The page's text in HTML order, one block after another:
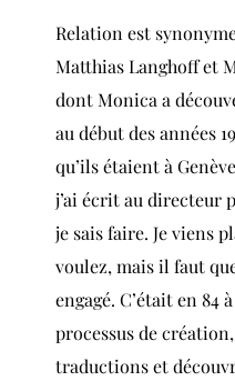
Relation est
Matthias Langhoff et
dont Monica a
au début des années
qu’ils étaient à
j’ai écrit au directeur
je sais faire. Je viens
voulez, mais il faut
engagé. C’était en 84
processus de
traductions et